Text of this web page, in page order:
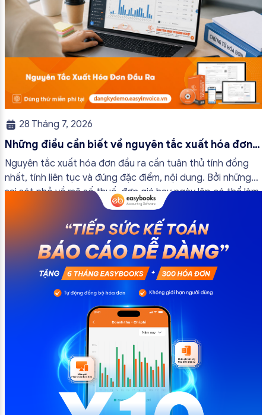
28 Tháng 7, 2026
Những điều cần biết về nguyên tắc xuất hóa đơn
đầu ra
Nguyên tắc xuất hóa đơn đầu ra cần tuân thủ tính đồng
nhất, tính liên tục và đúng đặc điểm, nội dung. Bởi những
sai sót nhỏ về mã số thuế, đơn giá hay ngày lập có thể làm
ảnh hưởng đến quá trình quyết toán thuế của bạn. Kế
toán có thể tham khảo […]